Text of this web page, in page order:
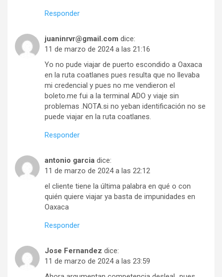
Responder
juaninrvr@gmail.com dice:
11 de marzo de 2024 a las 21:16
Yo no pude viajar de puerto escondido a Oaxaca
en la ruta coatlanes pues resulta que no llevaba
mi credencial y pues no me vendieron el
boleto.me fui a la terminal ADO y viaje sin
problemas .NOTA.si no yeban identificación no se
puede viajar en la ruta coatlanes.
Responder
antonio garcia dice:
11 de marzo de 2024 a las 22:12
el cliente tiene la última palabra en qué o con
quién quiere viajar ya basta de impunidades en
Oaxaca
Responder
Jose Fernandez dice:
11 de marzo de 2024 a las 23:59